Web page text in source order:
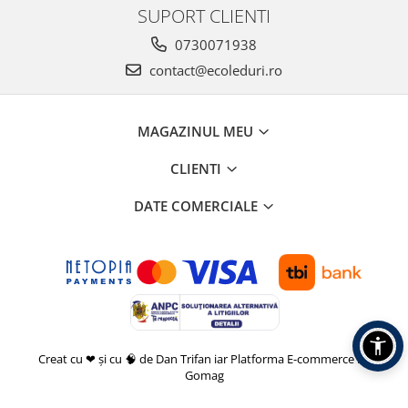
SUPORT CLIENTI
0730071938
contact@ecoleduri.ro
MAGAZINUL MEU
CLIENTI
DATE COMERCIALE
Creat cu ❤ și cu 🧠 de Dan Trifan iar Platforma E-commerce by
Gomag